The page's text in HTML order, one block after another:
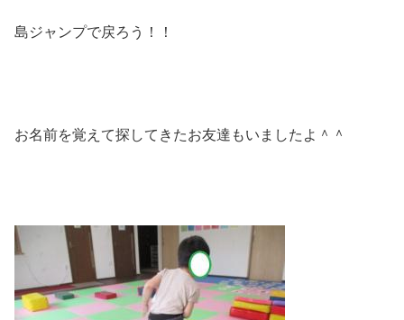
島ジャンプで戻ろう！！
お名前を覚えて探してきたお友達もいましたよ＾＾